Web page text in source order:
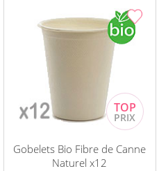
Gobelets Bio Fibre de Canne
Naturel x12